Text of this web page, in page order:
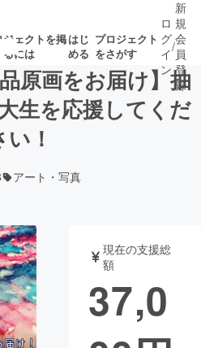
ジェクトを掲
るには
はじ
める
プロジェクト
をさがす
プロ
募集終了が近いプ
ジェット
書籍・雑誌
ロ
グ
イ
ン
/
新
規
会
員
登
録
原画をお届け】抽
生を応援してくだ
い！
アート・写真
現在の支援総
額
37,0